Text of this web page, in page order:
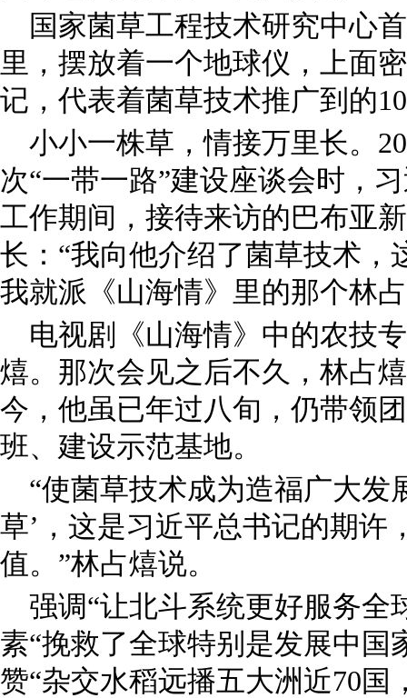
国家菌草工程技术研究中心
里，摆放着一个地球仪，上面
记，代表着菌草技术推广到的
小小一株草，情接万里长。
次“一带一路”建设座谈会时，
工作期间，接待来访的巴布亚
长：“我向他介绍了菌草技术，
我就派《山海情》里的那个林
电视剧《山海情》中的农技
熺。那次会见之后不久，林占
今，他虽已年过八旬，仍带领
班、建设示范基地。
“使菌草技术成为造福广大发
草’，这是习近平总书记的期许
值。”林占熺说。
强调“让北斗系统更好服务全
素“挽救了全球特别是发展中国
赞“杂交水稻远播五大洲近70